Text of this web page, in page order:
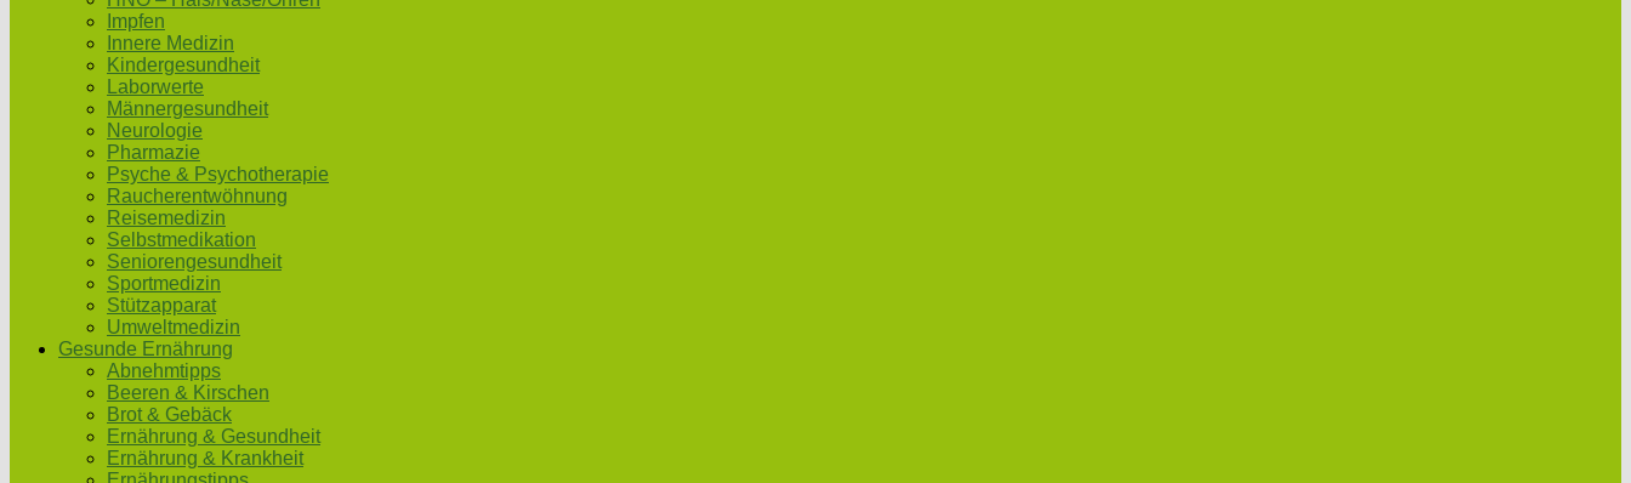
Impfen
Innere Medizin
Kindergesundheit
Laborwerte
Männergesundheit
Neurologie
Pharmazie
Psyche & Psychotherapie
Raucherentwöhnung
Reisemedizin
Selbstmedikation
Seniorengesundheit
Sportmedizin
Stützapparat
Umweltmedizin
Gesunde Ernährung
Abnehmtipps
Beeren & Kirschen
Brot & Gebäck
Ernährung & Gesundheit
Ernährung & Krankheit